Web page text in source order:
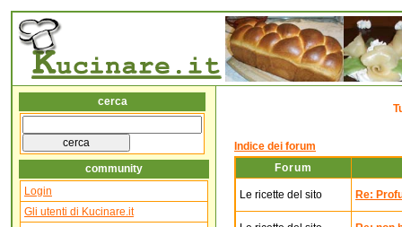
cerca
community
Login
Gli utenti di Kucinare.it
Indice dei forum
Forum
Le ricette del sito Re: